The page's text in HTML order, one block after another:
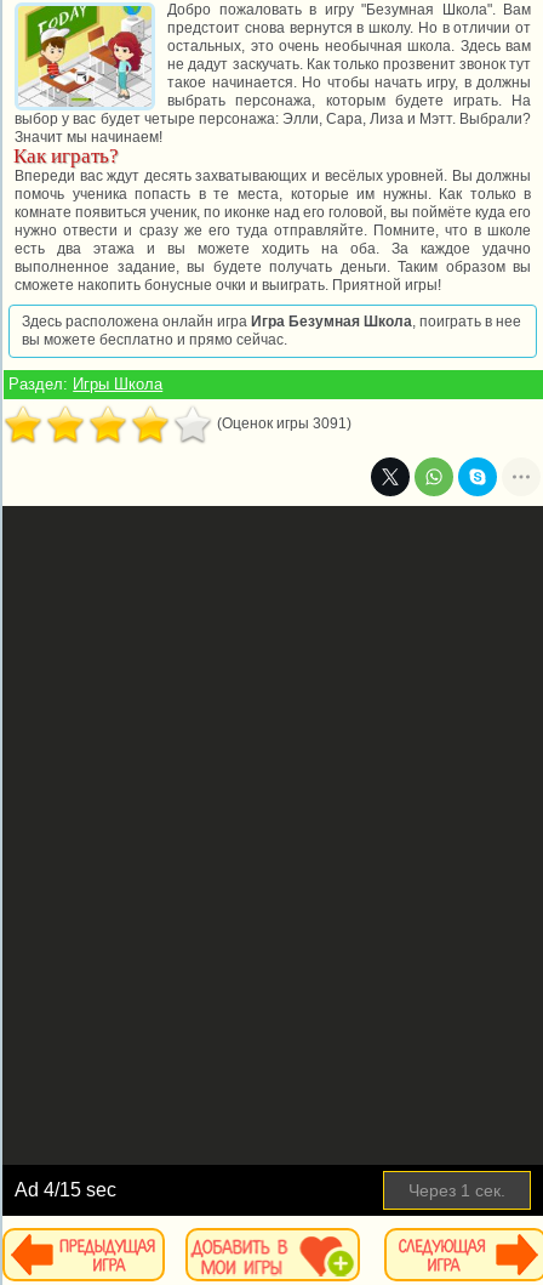
Добро пожаловать в игру "Безумная Школа". Вам
предстоит снова вернутся в школу. Но в отличии от
остальных, это очень необычная школа. Здесь вам
не дадут заскучать. Как только прозвенит звонок тут
такое начинается. Но чтобы начать игру, в должны
выбрать персонажа, которым будете играть. На
выбор у вас будет четыре персонажа: Элли, Сара, Лиза и Мэтт. Выбрали?
Значит мы начинаем!
Как играть?
Впереди вас ждут десять захватывающих и весёлых уровней. Вы должны
помочь ученика попасть в те места, которые им нужны. Как только в
комнате появиться ученик, по иконке над его головой, вы поймёте куда его
нужно отвести и сразу же его туда отправляйте. Помните, что в школе
есть два этажа и вы можете ходить на оба. За каждое удачно
выполненное задание, вы будете получать деньги. Таким образом вы
сможете накопить бонусные очки и выиграть. Приятной игры!
Здесь расположена онлайн игра Игра Безумная Школа, поиграть в нее
вы можете бесплатно и прямо сейчас.
Раздел: Игры Школа
(Оценок игры 3091)
Ad4/15 sec Через 1 сек.